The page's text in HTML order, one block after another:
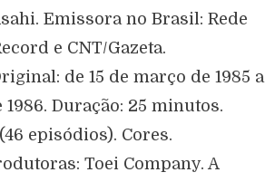
Emissora no Brasil: Rede
e CNT/Gazeta.
de 15 de março de 1985 a
Duração: 25 minutos.
episódios). Cores.
Toei Company. A